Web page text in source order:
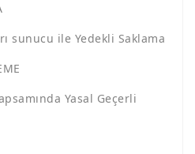
sunucu ile Yedekli Saklama
Yasal Geçerli